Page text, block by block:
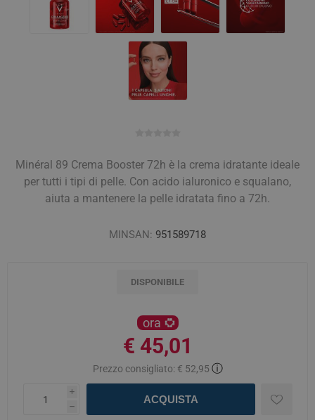
Minéral 89 Crema Booster 72h è la crema idratante ideale
per tutti i tipi di pelle. Con acido ialuronico e squalano,
aiuta a mantenere la pelle idratata fino a 72h.
MINSAN: 951589718
DISPONIBILE
ora
€ 45,01
Prezzo consigliato: € 52,95 ⓘ
i
h
ACQUISTA